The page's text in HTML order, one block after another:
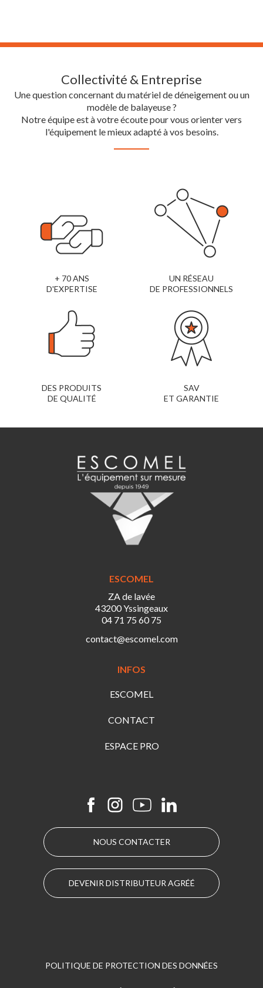
Collectivité & Entreprise
Une question concernant du matériel de déneigement ou un
modèle de balayeuse ?
Notre équipe est à votre écoute pour vous orienter vers
l'équipement le mieux adapté à vos besoins.
+ 70 ANS
D'EXPERTISE
UN RÉSEAU
DE PROFESSIONNELS
DES PRODUITS
DE QUALITÉ
SAV
ET GARANTIE
ESCOMEL
ZA de lavée
43200 Yssingeaux
04 71 75 60 75
contact@escomel.com
INFOS
ESCOMEL
CONTACT
ESPACE PRO
NOUS CONTACTER
DEVENIR DISTRIBUTEUR AGRÉÉ
POLITIQUE DE PROTECTION DES DONNÉES